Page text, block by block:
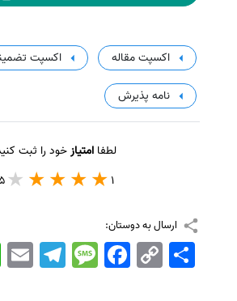
اکسپت مقاله اکسپت
نامه پذیرش
لطفاامتیازخود را ثبت
1
ارسال به دوستان:
EmailTelegramMessageFacebook Copy
Link
اشتراک